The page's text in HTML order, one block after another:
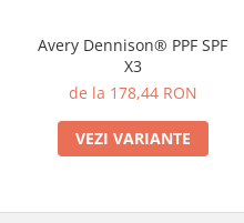
Avery Dennison® PPF SPF
X3
de la 178,44 RON
VEZI VARIANTE